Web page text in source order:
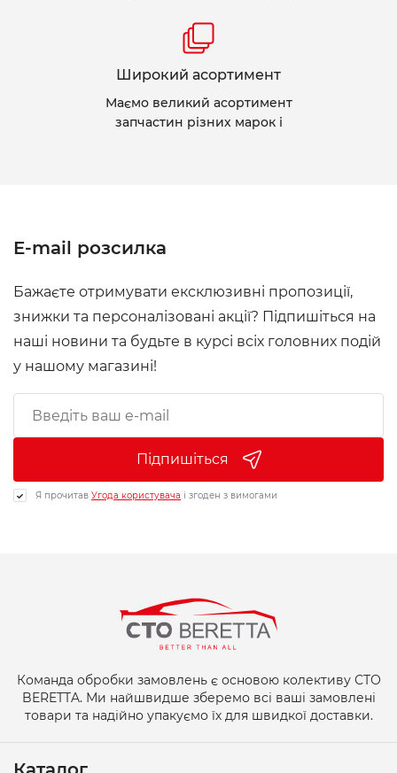
Широкий асортимент
Маємо великий асортимент
запчастин різних марок і
E-mail розсилка
Бажаєте отримувати ексклюзивні пропозиції,
знижки та персоналізовані акції? Підпишіться на
наші новини та будьте в курсі всіх головних подій
у нашому магазині!
Підпишіться
Я прочитав Угода користувача і згоден з вимогами
Команда обробки замовлень є основою колективу СТО
BERETTA. Ми найшвидше зберемо всі ваші замовлені
товари та надійно упакуємо їх для швидкої доставки.